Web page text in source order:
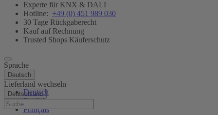
Experte für KNX & DALI
Hotline: +49 (0) 451 989 030
30 Tage Rückgaberecht
Kauf auf Rechnung
Trusted Shops Käuferschutz
Sprache
Deutsch
Deutsch
English
Français
Lieferland wechseln
Deutschland
Hilfe